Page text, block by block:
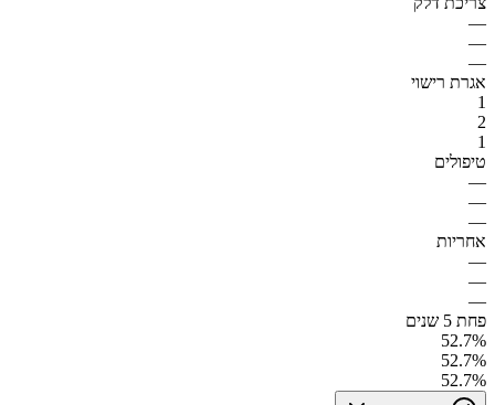
—
—
—
אגרת רישוי
1
2
1
טיפולים
—
—
—
אחריות
—
—
—
פחת 5 שנים
52.7%
52.7%
52.7%